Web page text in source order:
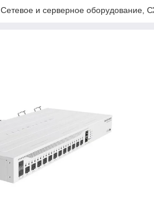
Сетевое и серверное оборудование,